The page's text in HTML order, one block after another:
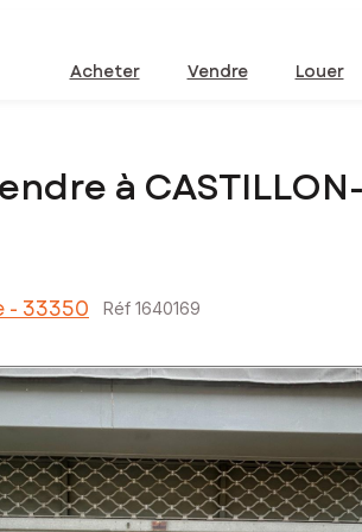
Acheter Vendre Louer
à
- 33350 Réf 1640169